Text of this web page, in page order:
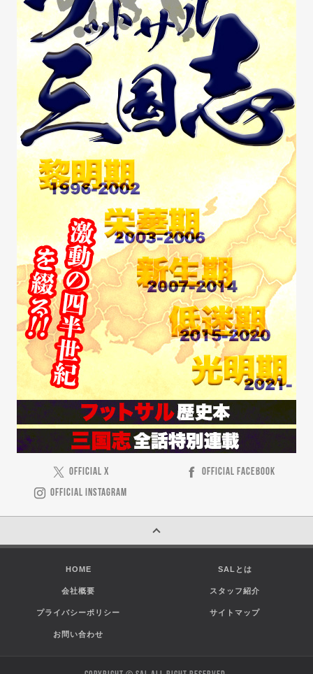
OFFICIAL X
OFFICIAL FACEBOOK
OFFICIAL INSTAGRAM
HOME SALとは
会社概要 スタッフ紹介
プライバシーポリシー サイトマップ
お問い合わせ